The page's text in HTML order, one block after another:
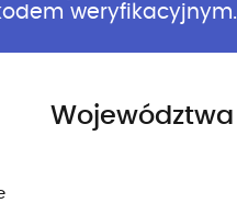
weryfikacyjnym.
Województwa